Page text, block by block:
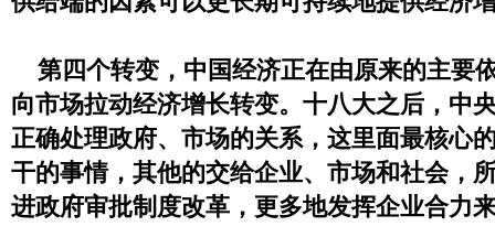
第四个转变，中国经济正在由原来的主要
向市场拉动经济增长转变。十八大之后，中
正确处理政府、市场的关系，这里面最核心
干的事情，其他的交给企业、市场和社会，
进政府审批制度改革，更多地发挥企业合力